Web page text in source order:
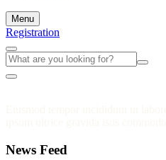
Menu
Registration
News Feed